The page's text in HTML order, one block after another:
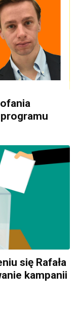
się Rafała
kampanii